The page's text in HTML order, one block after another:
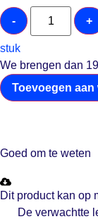
- +
stuk
We brengen dan
Toevoegen aan
Goed om te weten
Dit product kan op
De verwachtte